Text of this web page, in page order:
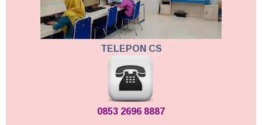
TELEPON CS
0853 2696 8887